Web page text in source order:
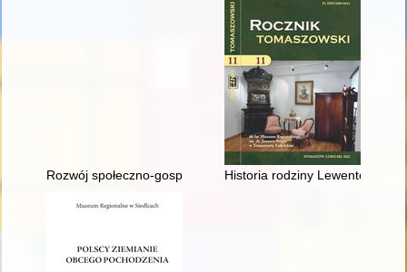
Rozwój społeczno-gospodarczy Janikowa w latach 1950-1990
Historia rodziny Lewentonów :